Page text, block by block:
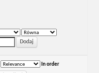
In order